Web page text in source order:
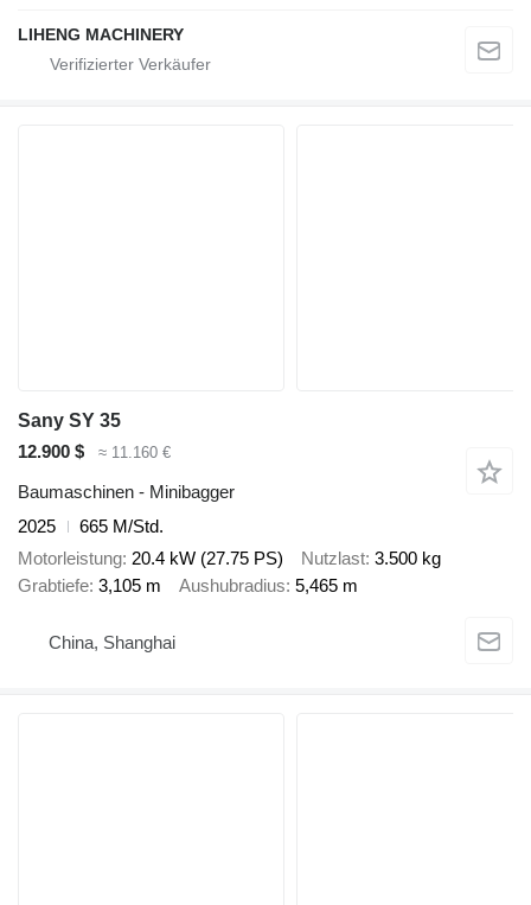
LIHENG MACHINERY
Sany SY 35
12.900 $
≈ 11.160 €
Baumaschinen - Minibagger
2025
665 M/Std.
Motorleistung 20.4 kW (27.75 PS) Nutzlast 3.500 kg
Grabtiefe 3,105 m Aushubradius 5,465 m
China, Shanghai